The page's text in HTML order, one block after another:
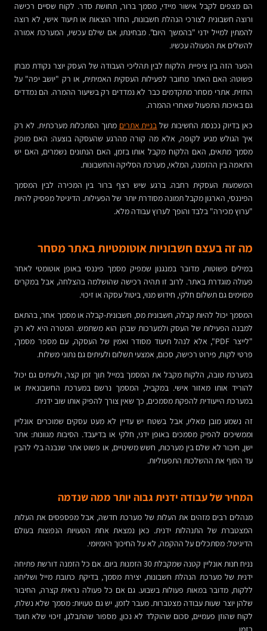
הם מצפים לקבל אישור מיידי, מסמך ברור, תחושת סדר. לקוח שסיים רכישה
ורוצה חשבונית לצורכי הנהלת חשבונות, החזר הוצאות או תיעוד אישי, לא רוצה
להמתין למייל ידני "בהמשך היום". מבחינתו, אם שילם עכשיו, המערכת אמורה
להשלים את הפעולה עכשיו.
הפער הזה בין ציפיית הלקוח לבין תהליכי העבודה של העסק יוצר נקודת מבחן
פשוטה: האם האתר מחובר לפעילות העסקית האמיתית, או רק "יושב יפה" על
החזית. אתרי מסחר מתקדמים כבר לא נמדדים רק בשיעור ההמרה. הם נמדדים
גם באיכות התפעול שאחרי ההמרה.
כאן בדיוק נכנסת החשיבות של בניית אתרים מתוך הסתכלות מערכתית. לא רק
איך הגולש מגיע לקופה, אלא מה קורה מהרגע שהעסקה בוצעה: האם מופק
מסמך מתאים, האם הלקוח מקבל אותו בזמן, האם הנתונים נשמרים, האם יש
התאמה בין ההזמנה, המלאי, מערכת הסליקה והחשבונות.
המשמעות העסקית רחבה. ברגע שיש רצף ברור בין המכירה לבין המסמך
הפיננסי, הארגון מקבל תמונה מסודרת יותר של הפעילות. הדיגיטל מפסיק להיות
"ערוץ מכירה" בלבד והופך לערוץ עבודה מלא.
מה זה בעצם חשבוניות אוטומטיות באתר מסחר
במילים פשוטות, מדובר במנגנון שמפיק מסמך פיננסי באופן אוטומטי לאחר
פעולה מוגדרת באתר. לרוב זו תהיה רכישה שהושלמה בהצלחה, אבל במקרים
מסוימים גם תשלום חלקי, חידוש מנוי, ביטול עסקה או זיכוי.
המסמך יכול להיות קבלה, חשבונית מס, חשבונית-קבלה או מסמך אחר, בהתאם
למבנה הפעילות של העסק ולמערכות שבהן הוא משתמש. המטרה היא לא רק
"לייצר PDF", אלא לנהל תיעוד מסודר ואמין של העסקה, עם מספר מסמך,
פרטי לקוח, פירוט רכישה, סכום, אמצעי תשלום ולעיתים גם נתוני משלוח.
במערכת טובה, הלקוח מקבל את המסמך במייל תוך זמן קצר, ולעיתים גם יכול
להוריד אותו מאזור אישי. במקביל, המסמך נרשם במערכת החשבונאית או
במערכת הייעודית להפקת מסמכים, כך שאין צורך להפיק אותו שוב ידנית.
זה נשמע מובן מאליו, אבל בשטח יש עדיין לא מעט עסקים שמוכרים אונליין
וממשיכים להפיק מסמכים באופן ידני, חלקי או בדיעבד. הסיבות מגוונות: אתר
ישן, חיבור לא שלם בין מערכות, חשש משינויים, או פשוט אתר שנבנה בלי להבין
עד הסוף את ההשלכות התפעוליות.
המחיר של עבודה ידנית גבוה יותר ממה שנדמה
מנהלים רבים מזהים את העלות של מערכת חדשה, אבל מפספסים את העלות
המצטברת של התנהלות ידנית. כאן נמצאת אחת הטעויות הנפוצות בעולם
הדיגיטל: מסתכלים על ההקמה, לא על החיכוך היומיומי.
נניח חנות אונליין קטנה שמקבלת 30 הזמנות ביום. אם כל הזמנה דורשת פתיחה
ידנית של מערכת הנהלת חשבונות, יצירת מסמך, בדיקת כתובת מייל ושליחה
ללקוח, מדובר במאות פעולות בשבוע. גם אם כל פעולה נראית קצרה, החיבור
שלהן יוצר שעות עבודה מצטברות. מעבר לזמן, יש גם טעויות: מסמך שלא נשלח,
לקוח שהוזן פעמיים, סכום שהוקלד לא נכון, מספור שהתבלגן, זיכוי שלא תועד